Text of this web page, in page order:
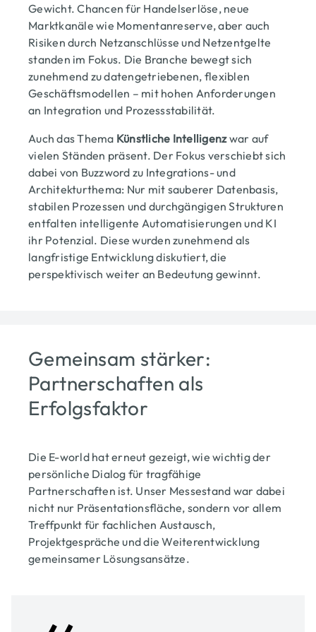
Gewicht. Chancen für Handelserlöse, neue
Marktkanäle wie Momentanreserve, aber auch
Risiken durch Netzanschlüsse und Netzentgelte
standen im Fokus. Die Branche bewegt sich
zunehmend zu datengetriebenen, flexiblen
Geschäftsmodellen – mit hohen Anforderungen
an Integration und Prozessstabilität.
Auch das Thema Künstliche Intelligenzwar auf
vielen Ständen präsent. Der Fokus verschiebt sich
dabei von Buzzword zu Integrations- und
Architekturthema: Nur mit sauberer Datenbasis,
stabilen Prozessen und durchgängigen Strukturen
entfalten intelligente Automatisierungen und KI
ihr Potenzial. Diese wurden zunehmend als
langfristige Entwicklung diskutiert, die
perspektivisch weiter an Bedeutung gewinnt.
Gemeinsam stärker:
Partnerschaften als
Erfolgsfaktor
Die E-world hat erneut gezeigt, wie wichtig der
persönliche Dialog für tragfähige
Partnerschaften ist. Unser Messestand war dabei
nicht nur Präsentationsfläche, sondern vor allem
Treffpunkt für fachlichen Austausch,
Projektgespräche und die Weiterentwicklung
gemeinsamer Lösungsansätze.